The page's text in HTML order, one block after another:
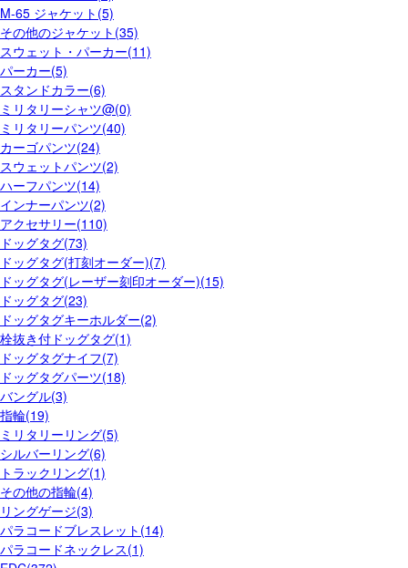
M-65 ジャケット(5)
その他のジャケット(35)
スウェット・パーカー(11)
パーカー(5)
スタンドカラー(6)
ミリタリーシャツ@(0)
ミリタリーパンツ(40)
カーゴパンツ(24)
スウェットパンツ(2)
ハーフパンツ(14)
インナーパンツ(2)
アクセサリー(110)
ドッグタグ(73)
ドッグタグ(打刻オーダー)(7)
ドッグタグ(レーザー刻印オーダー)(15)
ドッグタグ(23)
ドッグタグキーホルダー(2)
栓抜き付ドッグタグ(1)
ドッグタグナイフ(7)
ドッグタグパーツ(18)
バングル(3)
指輪(19)
ミリタリーリング(5)
シルバーリング(6)
トラックリング(1)
その他の指輪(4)
リングゲージ(3)
パラコードブレスレット(14)
パラコードネックレス(1)